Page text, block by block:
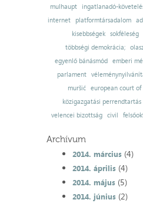
mulhaupt
ingatlanadó-
internet
platformtársadalom
kisebbségek sokféleség
többségi demokrácia;
egyenlő bánásmód emberi
parlament
muršić
european court of
közigazgatási perrendtartás
velencei bizottság
civil
Archívum
2014. március(4)
2014. április(4)
2014. május(5)
2014. június(2)